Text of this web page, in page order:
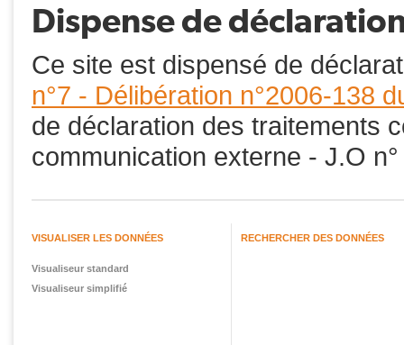
Dispense de
Ce site est dispensé de
n°7 - Délibération n°2006-138
de déclaration des traitements
communication externe - J.O
VISUALISER LES DONNÉES
Visualiseur standard
Visualiseur simplifié
RECHERCHER DES DONNÉES